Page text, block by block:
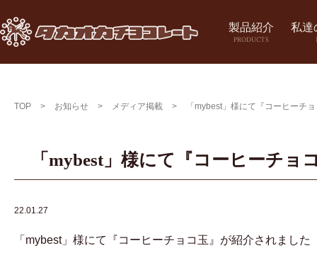
製品紹介
PRODUCTS
私達
TOP > お知らせ > メディア掲載 > 「mybest」様にて『コーヒーチ
「mybest」様にて『コーヒーチョ
22.01.27
「mybest」様にて『コーヒーチョコ玉』が紹介されました